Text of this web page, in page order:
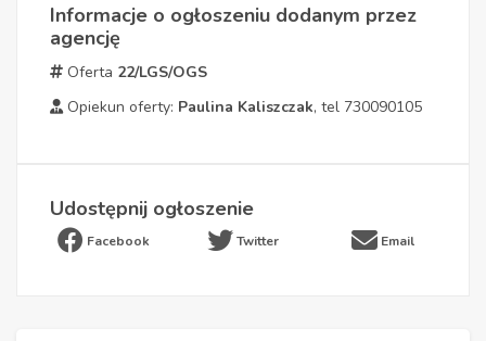
Informacje o ogłoszeniu dodanym przez
agencję
Oferta 22/LGS/OGS
Opiekun oferty: Paulina Kaliszczak, tel 730090105
Udostępnij ogłoszenie
Facebook Twitter Email